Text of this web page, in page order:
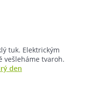
tuk. Elektrickým
vešleháme tvaroh.
den